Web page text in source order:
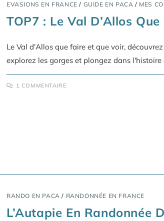
EVASIONS EN FRANCE / GUIDE EN PACA / MES
TOP7 : Le Val D’Allos
Le Val d'Allos que faire et que voir,
explorez les gorges et plongez dans
1 COMMENTAIRE
RANDO EN PACA / RANDONNÉE EN FRANCE
L’Autapie En Randonnée